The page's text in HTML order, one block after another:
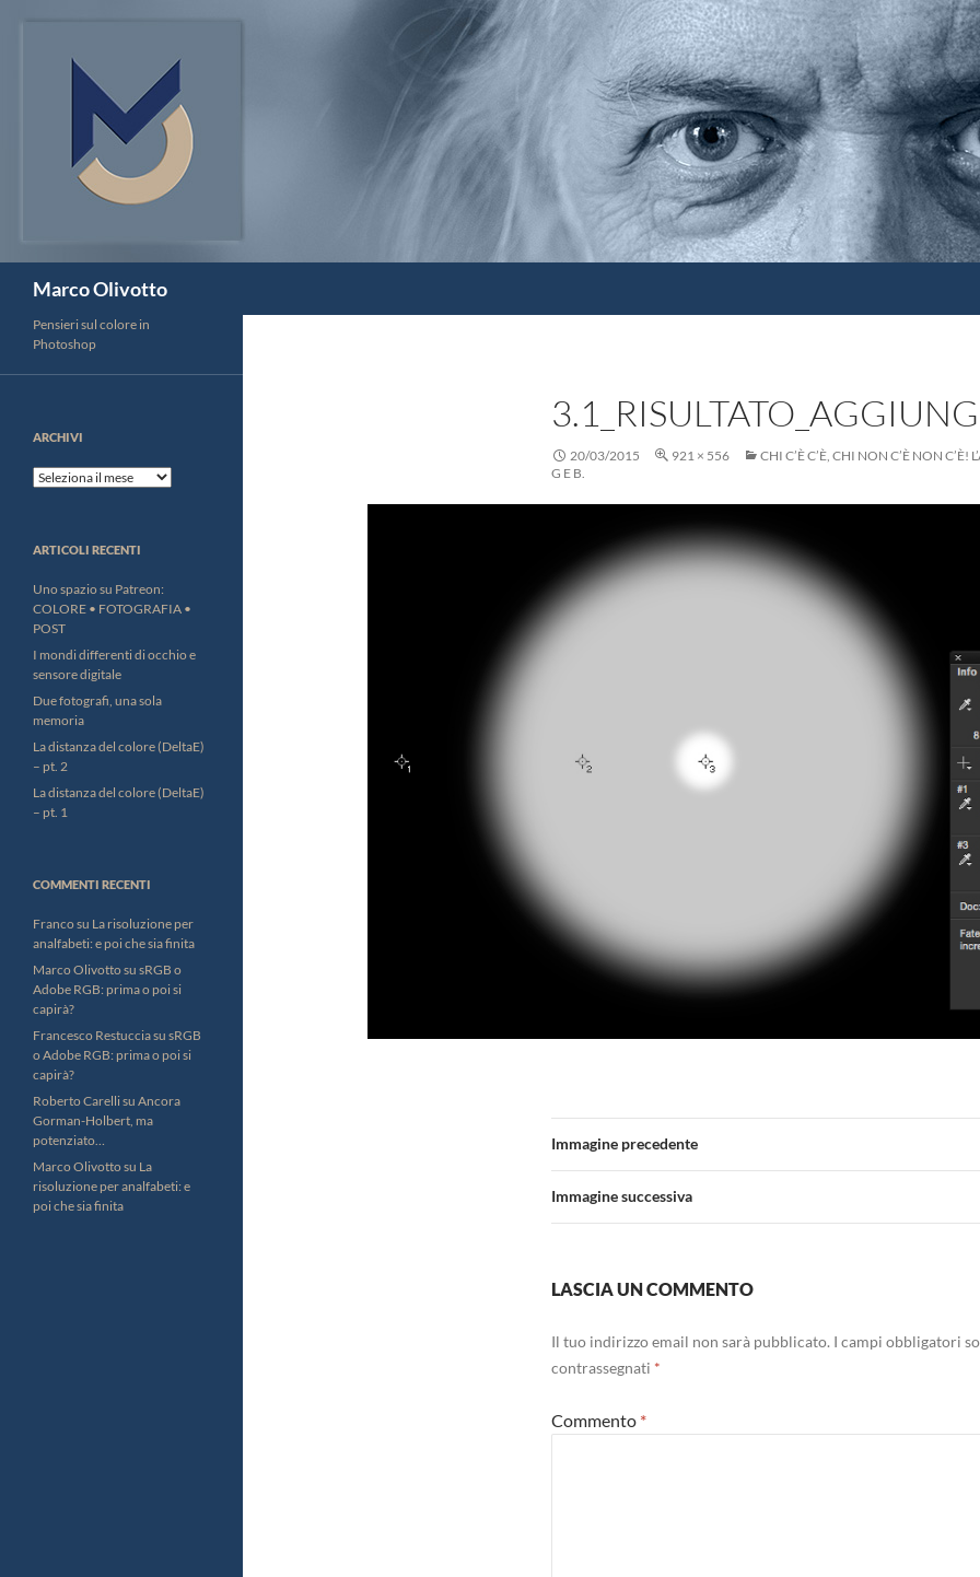
contenuto
Marco Olivotto
20/03/2015 921 × 556
CHI C’È C’È, CHI NON C’È NON C’È!
G E B.
Immagine precedente
Immagine successiva
LASCIA UN COMMENTO
Il tuo indirizzo email non sarà pubblicato. I campi obbligatori
contrassegnati *
Commento *
Pensieri sul colore in
Photoshop
ARCHIVI
Archivi
ARTICOLI RECENTI
Uno spazio su Patreon:
COLORE • FOTOGRAFIA •
POST
I mondi differenti di occhio e
sensore digitale
Due fotografi, una sola
memoria
La distanza del colore (DeltaE)
– pt. 2
La distanza del colore (DeltaE)
– pt. 1
COMMENTI RECENTI
Francosu La risoluzione per
analfabeti: e poi che sia finita
Marco Olivottosu sRGB o
Adobe RGB: prima o poi si
capirà?
Francesco Restucciasu sRGB
o Adobe RGB: prima o poi si
capirà?
Roberto Carellisu Ancora
Gorman-Holbert, ma
potenziato…
Marco Olivottosu La
risoluzione per analfabeti: e
poi che sia finita